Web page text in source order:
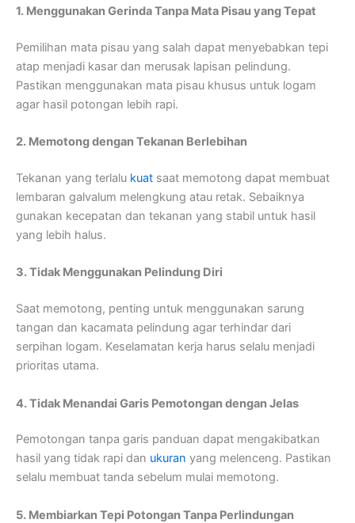
1. Menggunakan Gerinda Tanpa Mata Pisau yang Tepat
Pemilihan mata pisau yang salah dapat menyebabkan tepi
atap menjadi kasar dan merusak lapisan pelindung.
Pastikan menggunakan mata pisau khusus untuk logam
agar hasil potongan lebih rapi.
2. Memotong dengan Tekanan Berlebihan
Tekanan yang terlalu kuat saat memotong dapat membuat
lembaran galvalum melengkung atau retak. Sebaiknya
gunakan kecepatan dan tekanan yang stabil untuk hasil
yang lebih halus.
3. Tidak Menggunakan Pelindung Diri
Saat memotong, penting untuk menggunakan sarung
tangan dan kacamata pelindung agar terhindar dari
serpihan logam. Keselamatan kerja harus selalu menjadi
prioritas utama.
4. Tidak Menandai Garis Pemotongan dengan Jelas
Pemotongan tanpa garis panduan dapat mengakibatkan
hasil yang tidak rapi dan ukuran yang melenceng. Pastikan
selalu membuat tanda sebelum mulai memotong.
5. Membiarkan Tepi Potongan Tanpa Perlindungan